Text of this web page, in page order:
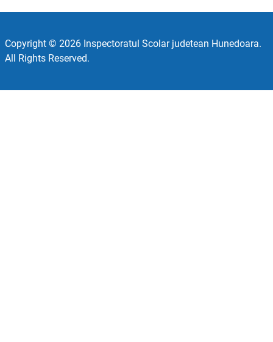
Copyright © 2026 Inspectoratul Scolar judetean Hunedoara.
All Rights Reserved.